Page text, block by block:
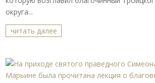
округа...
читать далее